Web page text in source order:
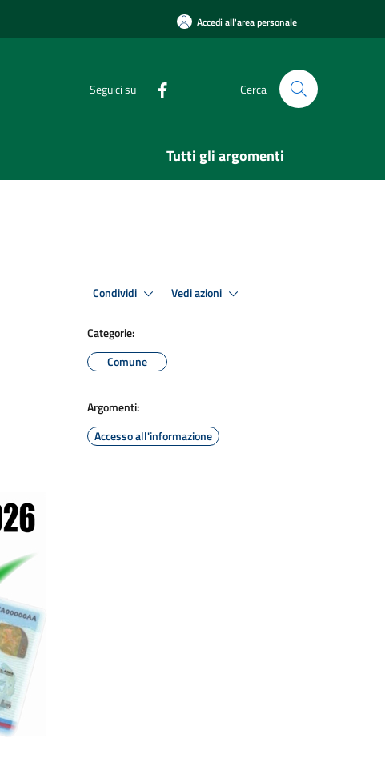
Accedi all'area personale
Seguici su Cerca
Tutti gli argomenti
Condividi Vedi azioni
Categorie:
Comune
Argomenti:
Accesso all'informazione